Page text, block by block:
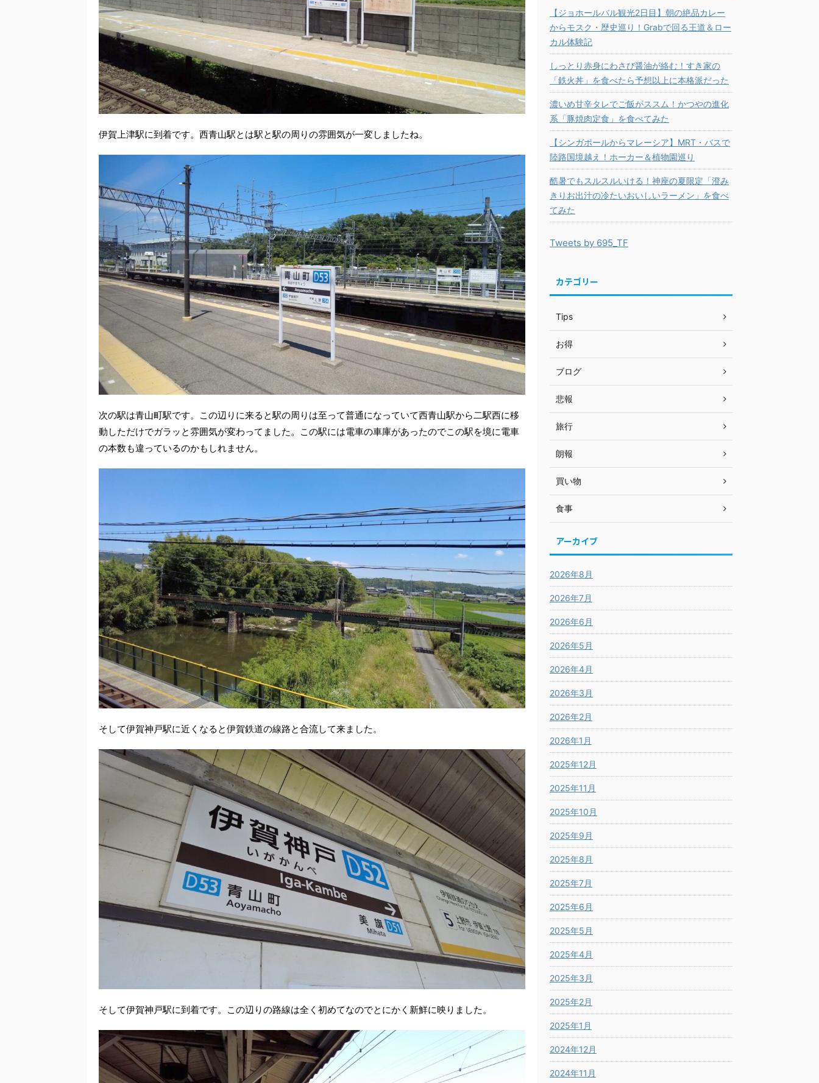
伊賀上津駅に到着です。西青山駅とは駅と駅の周りの雰囲気が一変しましたね。
次の駅は青山町駅です。この辺りに来ると駅の周りは至って普通になっていて西青山駅から二駅西に移
動しただけでガラッと雰囲気が変わってました。この駅には電車の車庫があったのでこの駅を境に電車
の本数も違っているのかもしれません。
そして伊賀神戸駅に近くなると伊賀鉄道の線路と合流して来ました。
そして伊賀神戸駅に到着です。この辺りの路線は全く初めてなのでとにかく新鮮に映りました。
【ジョホールバル観光2日目】朝の絶品カレー
からモスク・歴史巡り！Grabで回る王道＆ロー
カル体験記
しっとり赤身にわさび醤油が絡む！すき家の
「鉄火丼」を食べたら予想以上に本格派だった
濃いめ甘辛タレでご飯がススム！かつやの進化
系「豚焼肉定食」を食べてみた
【シンガポールからマレーシア】MRT・バスで
陸路国境越え！ホーカー＆植物園巡り
酷暑でもスルスルいける！神座の夏限定「澄み
きりお出汁の冷たいおいしいラーメン」を食べ
てみた
Tweets by 695_TF
カテゴリー
Tips
お得
ブログ
悲報
旅行
朗報
買い物
食事
アーカイブ
2026年8月
2026年7月
2026年6月
2026年5月
2026年4月
2026年3月
2026年2月
2026年1月
2025年12月
2025年11月
2025年10月
2025年9月
2025年8月
2025年7月
2025年6月
2025年5月
2025年4月
2025年3月
2025年2月
2025年1月
2024年12月
2024年11月